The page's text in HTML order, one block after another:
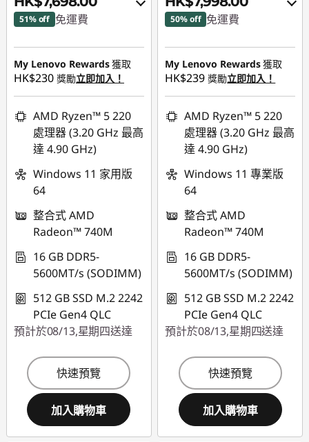
51% off 免運費
即省 :-HK$7,519.00
或者
eCoupon Savings :-
HK$8,073.00
*Savings cannot be
combined
使用優惠券 :
eCoupon limited to
3 units
My Lenovo Rewards獲取
HK$230 獎勵立即加入！
AMD Ryzen™ 5 220
處理器 (3.20 GHz 最高
達 4.90 GHz)
Windows 11 家用版
64
整合式 AMD
Radeon™ 740M
16 GB DDR5-
5600MT/s (SODIMM)
512 GB SSD M.2 2242
PCIe Gen4 QLC
預計於08/13,星期四送達
快速預覽
加入購物車
50% off 免運費
即省 :-HK$7,742.00
或者
eCoupon Savings :-
HK$8,273.00
*Savings cannot be
combined
使用優惠券 :
eCoupon limited to
3 units
My Lenovo Rewards獲取
HK$239 獎勵立即加入！
AMD Ryzen™ 5 220
處理器 (3.20 GHz 最高
達 4.90 GHz)
Windows 11 專業版
64
整合式 AMD
Radeon™ 740M
16 GB DDR5-
5600MT/s (SODIMM)
512 GB SSD M.2 2242
PCIe Gen4 QLC
預計於08/13,星期四送達
快速預覽
加入購物車